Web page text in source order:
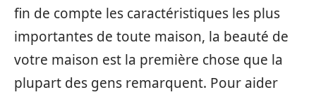
fin de compte les caractéristiques les plus
importantes de toute maison, la beauté de
votre maison est la première chose que la
plupart des gens remarquent. Pour aider